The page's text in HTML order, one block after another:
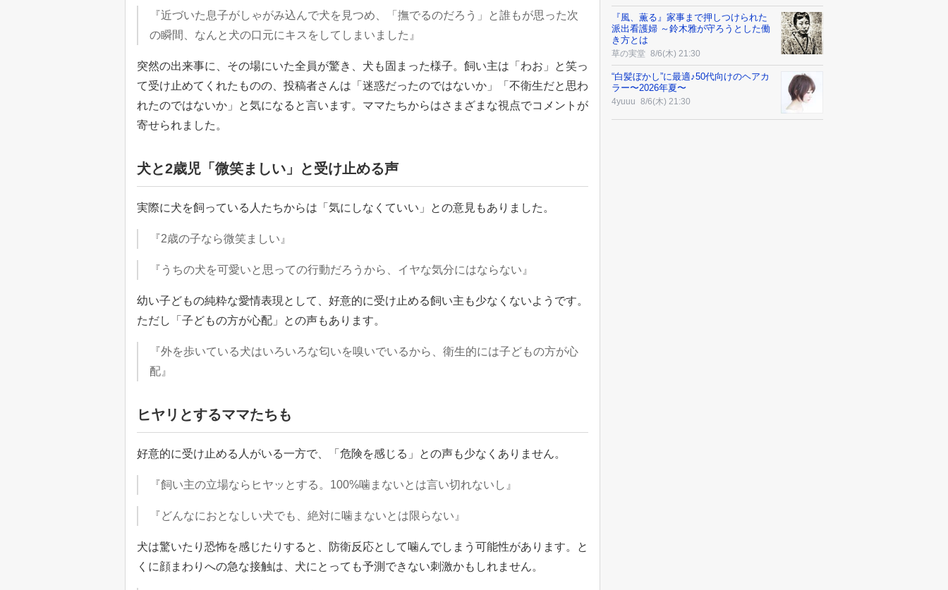
『近づいた息子がしゃがみ込んで犬を見つめ、「撫でるのだろう」と誰もが思った次
の瞬間、なんと犬の口元にキスをしてしまいました』
突然の出来事に、その場にいた全員が驚き、犬も固まった様子。飼い主は「わお」と笑っ
て受け止めてくれたものの、投稿者さんは「迷惑だったのではないか」「不衛生だと思わ
れたのではないか」と気になると言います。ママたちからはさまざまな視点でコメントが
寄せられました。
犬と2歳児「微笑ましい」と受け止める声
実際に犬を飼っている人たちからは「気にしなくていい」との意見もありました。
『2歳の子なら微笑ましい』
『うちの犬を可愛いと思っての行動だろうから、イヤな気分にはならない』
幼い子どもの純粋な愛情表現として、好意的に受け止める飼い主も少なくないようです。
ただし「子どもの方が心配」との声もあります。
『外を歩いている犬はいろいろな匂いを嗅いでいるから、衛生的には子どもの方が心
配』
ヒヤリとするママたちも
好意的に受け止める人がいる一方で、「危険を感じる」との声も少なくありません。
『飼い主の立場ならヒヤッとする。100%噛まないとは言い切れないし』
『どんなにおとなしい犬でも、絶対に噛まないとは限らない』
犬は驚いたり恐怖を感じたりすると、防衛反応として噛んでしまう可能性があります。と
くに顔まわりへの急な接触は、犬にとっても予測できない刺激かもしれません。
『風、薫る』家事まで押しつけられた
派出看護婦 ～鈴木雅が守ろうとした働
き方とは
草の実堂 8/6(木) 21:30
“白髪ぼかし”に最適♪50代向けのヘアカ
ラー〜2026年夏〜
4yuuu 8/6(木) 21:30